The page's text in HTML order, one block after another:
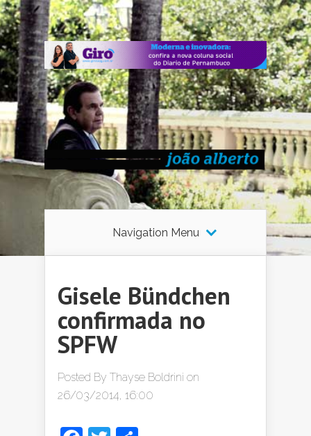
Navigation Menu
Gisele Bündchen
confirmada no
SPFW
Posted By Thayse Boldrini on
26/03/2014, 16:00